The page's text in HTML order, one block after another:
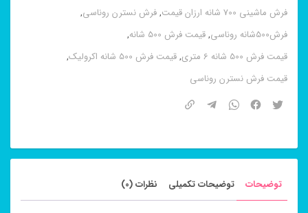
عدد
فرش ماشینی 700 شانه ارزان قیمت
,فرش نسترن روناسی,
فرش500شانه روناسی
,قیمت فرش 500 شانه
,
قیمت فرش 500 شانه 6 متری
,قیمت فرش 500 شانه اکرولیک
,
قیمت فرش نسترن روناسی
توضیحات توضیحات تکمیلی نظرات (0)